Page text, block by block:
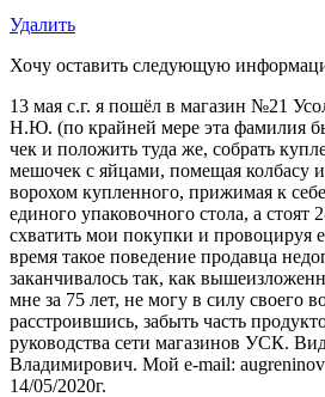
Удалить
Хочу оставить следующую
13 мая с.г. я пошёл в магазин №21
Н.Ю. (по крайней мере эта фамилия
чек и положить туда же, собрать
мешочек с яйцами, помещая колбасу
ворохом купленного, прижимая к
единого упаковочного стола, а
схватить мои покупки и провоцируя
время такое поведение продавца
заканчивалось так, как
мне за 75 лет, не могу в силу своего
расстроившись, забыть часть
руководства сети магазинов УСК.
Владимирович. Мой e-mail:
14/05/2020г.